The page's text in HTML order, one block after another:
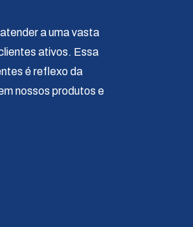
a uma vasta
ativos. Essa
é reflexo da
nossos produtos e